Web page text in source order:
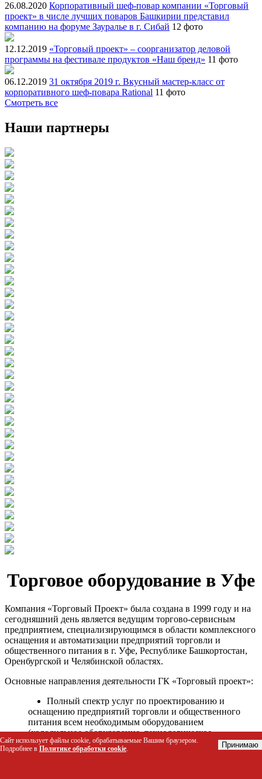
26.08.2020 Корпоративный шеф-повар компании «Торговый
проект» в числе лучших поваров Башкирии представил
компанию на форуме Зауралье в г. Сибай 12 фото
12.12.2019 «Торговый проект» – соорганизатор деловой
программы на фестивале продуктов «Наш бренд» 11 фото
06.12.2019 31 октября 2019 г. Вкусный мастер-класс от
корпоративного шеф-повара Rational 11 фото
Смотреть все
Наши партнеры
Торговое оборудование в Уфе
Компания «Торговый Проект» была создана в 1999 году и на
сегодняшний день является ведущим торгово-сервисным
предприятием, специализирующимся в области комплексного
оснащения и автоматизации предприятий торговли и
общественного питания в г. Уфе, Республике Башкортостан,
Оренбургской и Челябинской областях.
Основные направления деятельности ГК «Торговый проект»:
Полный спектр услуг по проектированию и
оснащению предприятий торговли и общественного
питания всем необходимым оборудованием
(холодильное оборудование, технологическое
оборудование, стеллажное оборудование и т.д.);
Автоматизация торговых процессов и внедрения
Сайт использует файлы cookie, обрабатываемые Вашим браузером.
Подробнее в Политике обработки cookie. Принимаю